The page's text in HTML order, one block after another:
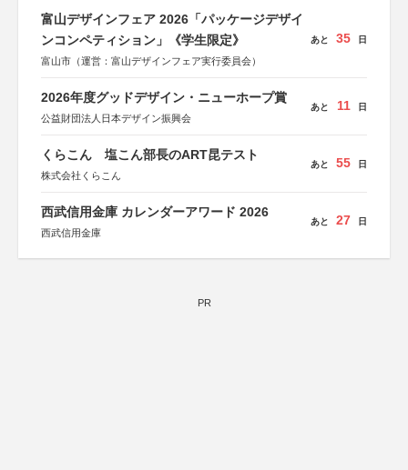
富山デザインフェア 2026「パッケージデザイ
ンコンペティション」《学生限定》
富山市（運営：富山デザインフェア実行委員会）
あと 35 日
2026年度グッドデザイン・ニューホープ賞
公益財団法人日本デザイン振興会
あと 11 日
くらこん 塩こん部長のART昆テスト
株式会社くらこん
あと 55 日
西武信用金庫 カレンダーアワード 2026
西武信用金庫
あと 27 日
PR